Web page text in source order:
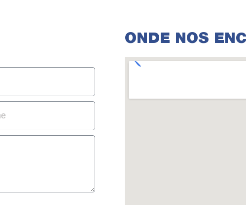
ONDE NOS